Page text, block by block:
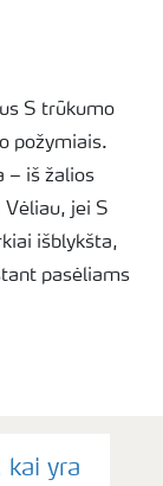
S trūkumo
požymiais.
– iš žalios
Vėliau, jei S
išblykšta,
pasėliams
kai yra